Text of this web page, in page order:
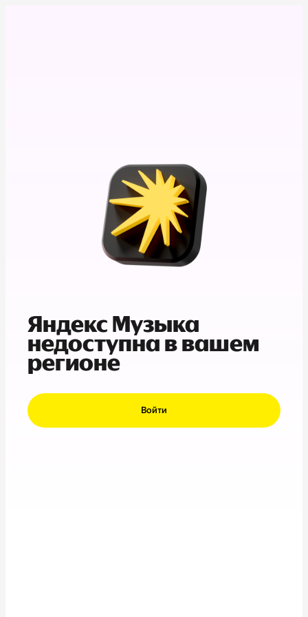
Яндекс Музыка
недоступна в вашем
регионе
Войти